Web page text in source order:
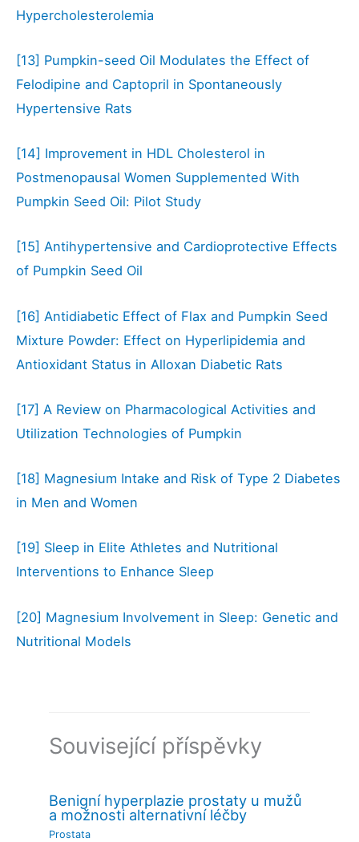
Hypercholesterolemia
[13] Pumpkin-seed Oil Modulates the Effect of
Felodipine and Captopril in Spontaneously
Hypertensive Rats
[14] Improvement in HDL Cholesterol in
Postmenopausal Women Supplemented With
Pumpkin Seed Oil: Pilot Study
[15] Antihypertensive and Cardioprotective Effects
of Pumpkin Seed Oil
[16] Antidiabetic Effect of Flax and Pumpkin Seed
Mixture Powder: Effect on Hyperlipidemia and
Antioxidant Status in Alloxan Diabetic Rats
[17] A Review on Pharmacological Activities and
Utilization Technologies of Pumpkin
[18] Magnesium Intake and Risk of Type 2 Diabetes
in Men and Women
[19] Sleep in Elite Athletes and Nutritional
Interventions to Enhance Sleep
[20] Magnesium Involvement in Sleep: Genetic and
Nutritional Models
Související příspěvky
Benigní hyperplazie prostaty u mužů
a možnosti alternativní léčby
Prostata